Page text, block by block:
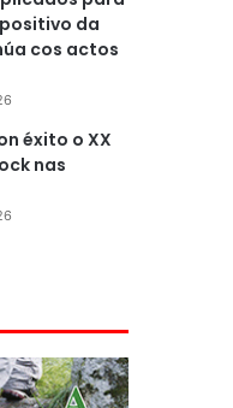
da
cos actos
éxito o XX
nas